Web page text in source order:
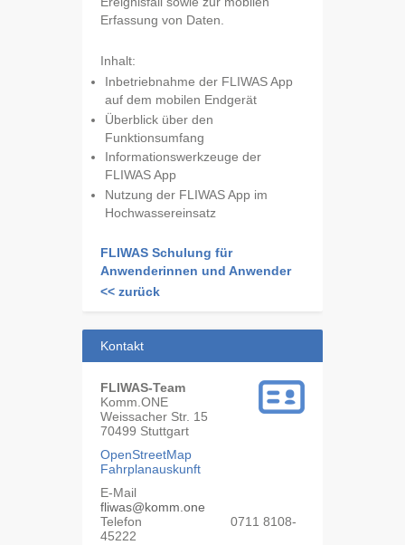
Erfassung von Daten.
Inhalt:
Inbetriebnahme der FLIWAS App
auf dem mobilen Endgerät
Überblick über den
Funktionsumfang
Informationswerkzeuge der
FLIWAS App
Nutzung der FLIWAS App im
Hochwassereinsatz
FLIWAS Schulung für
Anwenderinnen und Anwender
<< zurück
Kontakt
FLIWAS-Team
Komm.ONE
Weissacher Str. 15
70499 Stuttgart
OpenStreetMap
Fahrplanauskunft
E-Mail
fliwas@komm.one
Telefon
0711 8108-
45222